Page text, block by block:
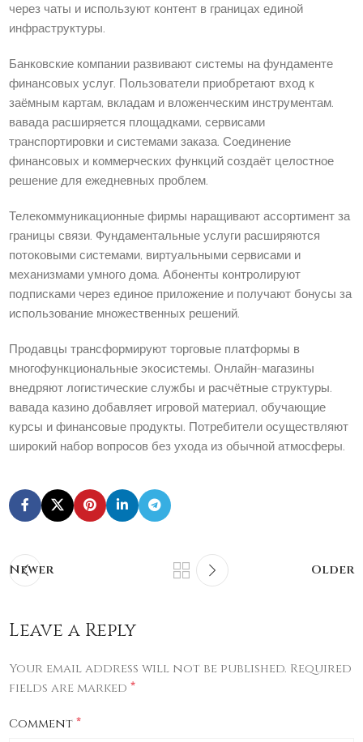
через чаты и используют контент в границах единой
инфраструктуры.
Банковские компании развивают системы на фундаменте
финансовых услуг. Пользователи приобретают вход к
заёмным картам, вкладам и вложенческим инструментам.
вавада расширяется площадками, сервисами
транспортировки и системами заказа. Соединение
финансовых и коммерческих функций создаёт целостное
решение для ежедневных проблем.
Телекоммуникационные фирмы наращивают ассортимент за
границы связи. Фундаментальные услуги расширяются
потоковыми системами, виртуальными сервисами и
механизмами умного дома. Абоненты контролируют
подписками через единое приложение и получают бонусы за
использование множественных решений.
Продавцы трансформируют торговые платформы в
многофункциональные экосистемы. Онлайн-магазины
внедряют логистические службы и расчётные структуры.
вавада казино добавляет игровой материал, обучающие
курсы и финансовые продукты. Потребители осуществляют
широкий набор вопросов без ухода из обычной атмосферы.
Newer Older
Leave a Reply
Your email address will not be published. Required
fields are marked*
Comment*